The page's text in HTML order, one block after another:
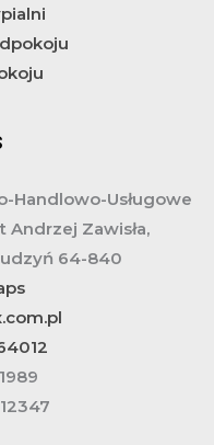
Handlowo-Usługowe
Andrzej Zawisła,
64-840